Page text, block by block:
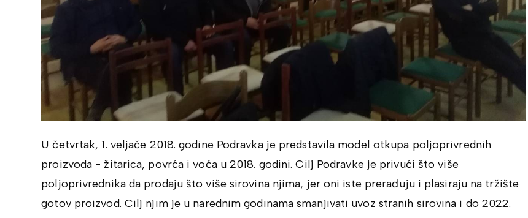
U četvrtak, 1. veljače 2018. godine Podravka je predstavila model otkupa poljoprivrednih
proizvoda - žitarica, povrća i voća u 2018. godini. Cilj Podravke je privući što više
poljoprivrednika da prodaju što više sirovina njima, jer oni iste prerađuju i plasiraju na tržište
gotov proizvod. Cilj njim je u narednim godinama smanjivati uvoz stranih sirovina i do 2022.